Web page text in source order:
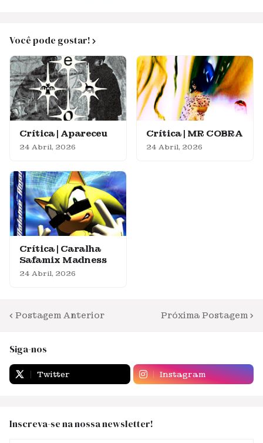
Você pode gostar!
Crítica | Apareceu
24 Abril, 2026
Crítica | MR COBRA
24 Abril, 2026
Crítica | Caralha
Safamix Madness
24 Abril, 2026
Postagem Anterior Próxima Postagem
Siga-nos
Twitter Instagram
Inscreva-se na nossa newsletter!